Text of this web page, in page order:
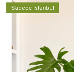
Sadece İstanbul